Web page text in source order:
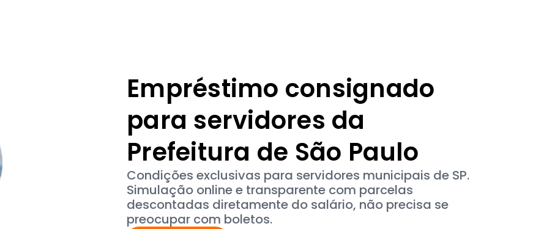
Empréstimo consignado
para servidores da
Prefeitura de São Paulo
Condições exclusivas para servidores municipais de SP.
Simulação online e transparente com parcelas
descontadas diretamente do salário, não precisa se
preocupar com boletos.